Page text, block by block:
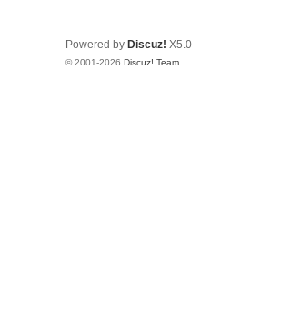
Powered by Discuz! X5.0
© 2001-2026 Discuz! Team